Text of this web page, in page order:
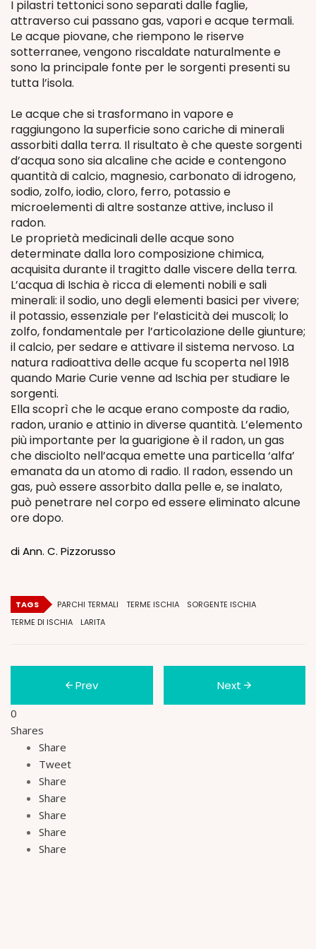
I pilastri tettonici sono separati dalle faglie,
attraverso cui passano gas, vapori e acque termali.
Le acque piovane, che riempono le riserve
sotterranee, vengono riscaldate naturalmente e
sono la principale fonte per le sorgenti presenti su
tutta l’isola.
Le acque che si trasformano in vapore e
raggiungono la superficie sono cariche di minerali
assorbiti dalla terra. Il risultato è che queste sorgenti
d’acqua sono sia alcaline che acide e contengono
quantità di calcio, magnesio, carbonato di idrogeno,
sodio, zolfo, iodio, cloro, ferro, potassio e
microelementi di altre sostanze attive, incluso il
radon.
Le proprietà medicinali delle acque sono
determinate dalla loro composizione chimica,
acquisita durante il tragitto dalle viscere della terra.
L’acqua di Ischia è ricca di elementi nobili e sali
minerali: il sodio, uno degli elementi basici per vivere;
il potassio, essenziale per l’elasticità dei muscoli; lo
zolfo, fondamentale per l’articolazione delle giunture;
il calcio, per sedare e attivare il sistema nervoso. La
natura radioattiva delle acque fu scoperta nel 1918
quando Marie Curie venne ad Ischia per studiare le
sorgenti.
Ella scoprì che le acque erano composte da radio,
radon, uranio e attinio in diverse quantità. L’elemento
più importante per la guarigione è il radon, un gas
che disciolto nell’acqua emette una particella ‘alfa’
emanata da un atomo di radio. Il radon, essendo un
gas, può essere assorbito dalla pelle e, se inalato,
può penetrare nel corpo ed essere eliminato alcune
ore dopo.
di Ann. C. Pizzorusso
TAGS PARCHI TERMALI TERME ISCHIA
SORGENTE ISCHIA
TERME DI ISCHIA
LARITA
Prev Next
0
Shares
Share
Tweet
Share
Share
Share
Share
Share